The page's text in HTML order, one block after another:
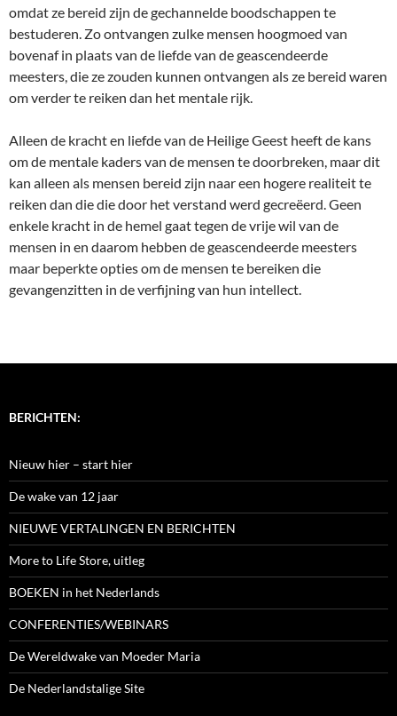
omdat ze bereid zijn de gechannelde boodschappen te
bestuderen. Zo ontvangen zulke mensen hoogmoed van
bovenaf in plaats van de liefde van de geascendeerde
meesters, die ze zouden kunnen ontvangen als ze bereid waren
om verder te reiken dan het mentale rijk.
Alleen de kracht en liefde van de Heilige Geest heeft de kans
om de mentale kaders van de mensen te doorbreken, maar dit
kan alleen als mensen bereid zijn naar een hogere realiteit te
reiken dan die die door het verstand werd gecreëerd. Geen
enkele kracht in de hemel gaat tegen de vrije wil van de
mensen in en daarom hebben de geascendeerde meesters
maar beperkte opties om de mensen te bereiken die
gevangenzitten in de verfijning van hun intellect.
BERICHTEN:
Nieuw hier – start hier
De wake van 12 jaar
NIEUWE VERTALINGEN EN BERICHTEN
More to Life Store, uitleg
BOEKEN in het Nederlands
CONFERENTIES/WEBINARS
De Wereldwake van Moeder Maria
De Nederlandstalige Site